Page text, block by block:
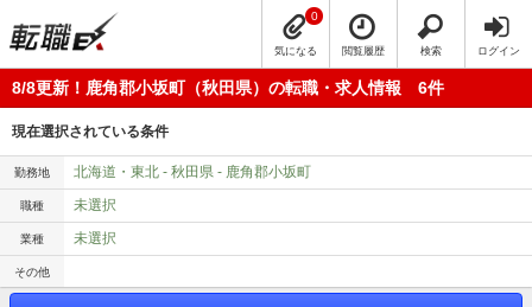
気になる
0
閲覧履歴 検索 ログイン
8/8更新！鹿角郡小坂町（秋田県）の転職・求人情報 6件
現在選択されている条件
勤務地 北海道・東北 - 秋田県 - 鹿角郡小坂町
職種 未選択
業種 未選択
その他